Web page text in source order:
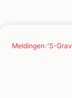
Meldingen›'S-